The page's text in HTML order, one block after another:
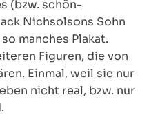
(bzw. schön-
Nichsolsons Sohn
manches Plakat.
Figuren, die von
Einmal, weil sie nur
nicht real, bzw. nur